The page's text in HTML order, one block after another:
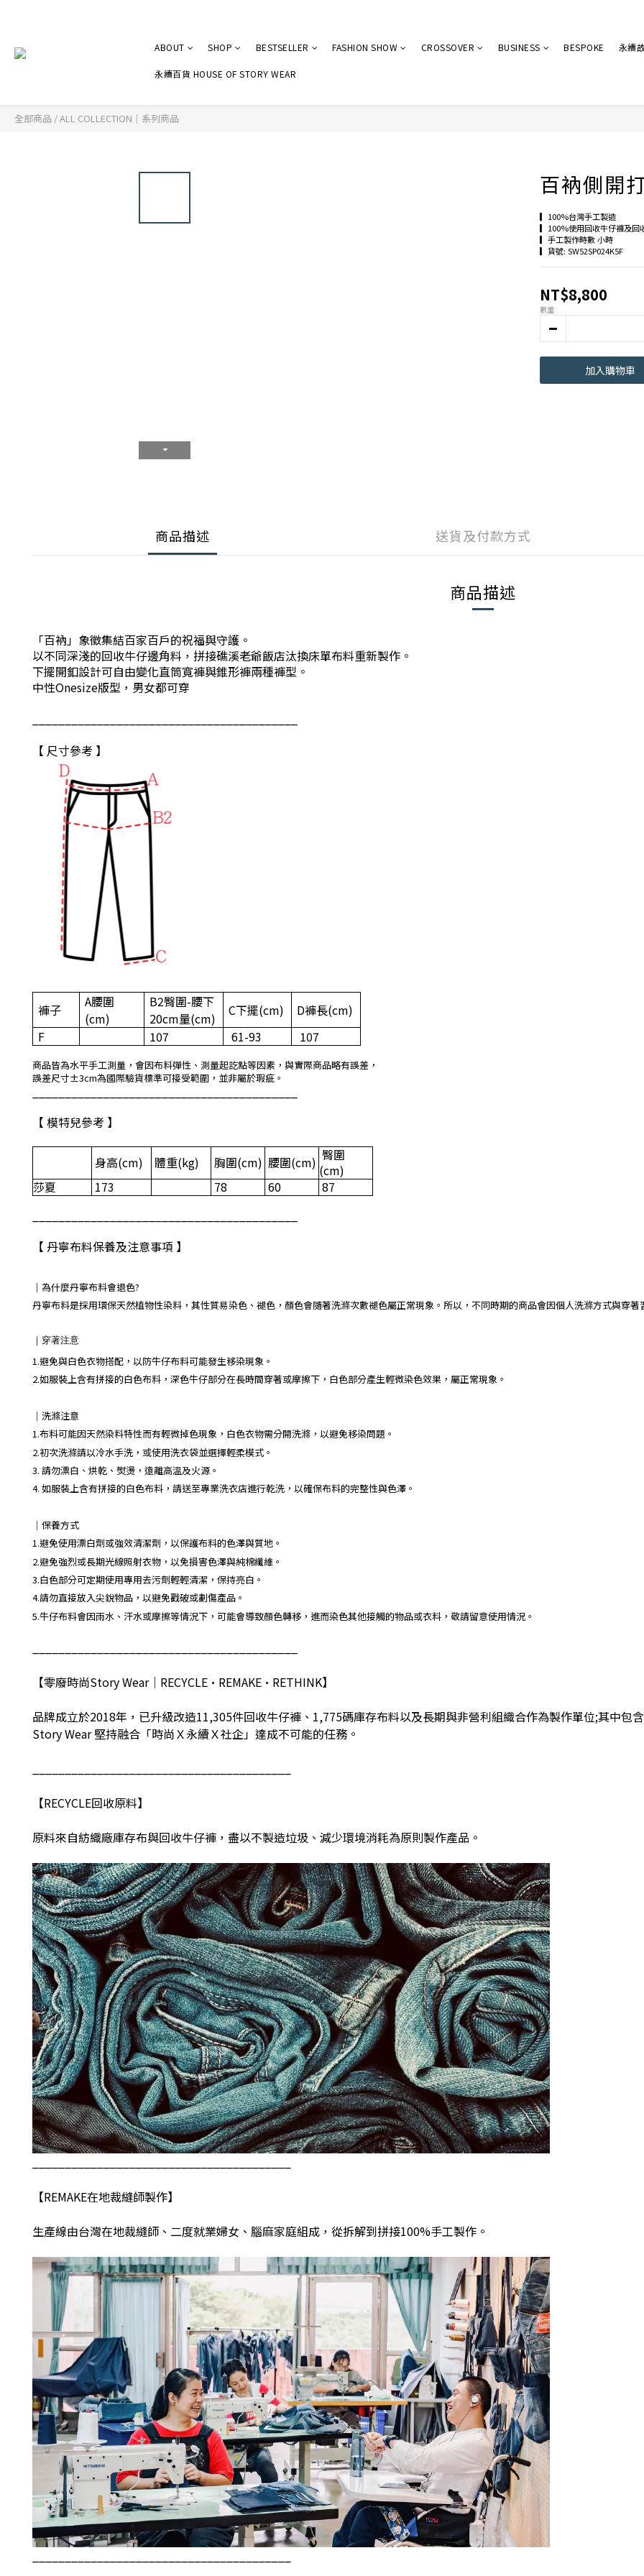
ABOUT SHOP BESTSELLER FASHION SHOW CROSSOVER BUSINESS BESPOKE 永續
永續百貨 HOUSE OF STORY WEAR
全部商品 /ALL COLLECTION｜系列商品
百衲側開
▎100%台灣手工製造
▎100%使用回收牛仔褲及回
▎手工製作時數 小時
▎貨號: SW52SP024K5F
NT$8,800
數量
加入購物車
商品描述 送貨及付款方式
商品描述
「百衲」象徵集結百家百戶的祝福與守護。
以不同深淺的回收牛仔邊角料，拼接礁溪老爺飯店汰換床單布料重新製作。
下擺開釦設計可自由變化直筒寬褲與錐形褲兩種褲型。
中性Onesize版型，男女都可穿
【 尺寸參考 】
褲子 A腰圍
(cm)
B2臀圍-腰下
20cm量(cm) C下擺(cm) D褲長(cm)
F
107 61-93 107
商品皆為水平手工測量，會因布料彈性、測量起訖點等因素，與實際商品略有誤差，
誤差尺寸±3cm為國際驗貨標準可接受範圍，並非屬於瑕疵。
【 模特兒參考 】
身高(cm) 體重(kg) 胸圍(cm) 腰圍(cm) 臀圍
(cm)
莎夏
173 78 60
87
【 丹寧布料保養及注意事項 】
｜ 為什麼丹寧布料會退色?
丹寧布料是採用環保天然植物性染料，其性質易染色、褪色，顏色會隨著洗滌次數褪色屬正常現象。所以，不同時期的商品會因個人洗滌方式與穿著
｜ 穿著注意
1.避免與白色衣物搭配，以防牛仔布料可能發生移染現象。
2.如服裝上含有拼接的白色布料，深色牛仔部分在長時間穿著或摩擦下，白色部分產生輕微染色效果，屬正常現象。
｜ 洗滌注意
1.布料可能因天然染料特性而有輕微掉色現象，白色衣物需分開洗滌，以避免移染問題。
2.初次洗滌請以冷水手洗，或使用洗衣袋並選擇輕柔模式。
3. 請勿漂白、烘乾、熨燙，遠離高溫及火源。
4. 如服裝上含有拼接的白色布料，請送至專業洗衣店進行乾洗，以確保布料的完整性與色澤。
｜保養方式
1.避免使用漂白劑或強效清潔劑，以保護布料的色澤與質地。
2.避免強烈或長期光線照射衣物，以免損害色澤與純棉纖維。
3.白色部分可定期使用專用去污劑輕輕清潔，保持亮白。
4.請勿直接放入尖銳物品，以避免戳破或劃傷產品。
5.牛仔布料會因雨水、汗水或摩擦等情況下，可能會導致顏色轉移，進而染色其他接觸的物品或衣料，敬請留意使用情況。
【零廢時尚Story Wear｜ RECYCLE•REMAKE•RETHINK】
品牌成立於2018年，已升級改造11,305件回收牛仔褲、 1,775碼庫存布料以及長期與非營利組織合作為製作單位;其中包
Story Wear堅持融合「時尚Ｘ永續Ｘ社企」達成不可能的任務。
【RECYCLE回收原料】
原料來自紡織廠庫存布與回收牛仔褲，盡以不製造垃圾、減少環境消耗為原則製作產品。
【REMAKE在地裁縫師製作】
生產線由台灣在地裁縫師、二度就業婦女、腦麻家庭組成，從拆解到拼接100%手工製作。